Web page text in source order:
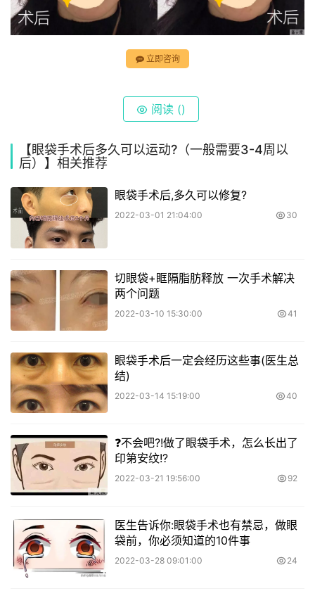
立即咨询
阅读 ()
【眼袋手术后多久可以运动?（一般需要3-4周以
后）】相关推荐
眼袋手术后,多久可以修复?
2022-03-01 21:04:00 30
切眼袋+眶隔脂肪释放 一次手术解决
两个问题
2022-03-10 15:30:00 41
眼袋手术后一定会经历这些事(医生总
结)
2022-03-14 15:19:00 40
❓不会吧?!做了眼袋手术，怎么长出了
印第安纹!?
2022-03-21 19:56:00 92
医生告诉你:眼袋手术也有禁忌，做眼
袋前，你必须知道的10件事
2022-03-28 09:01:00 24